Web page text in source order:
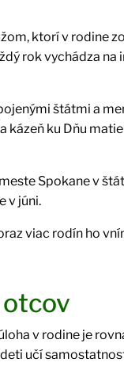
ktorí v rodine
rok vychádza na
štátmi a
ku Dňu
Spokane v
v júni.
viac rodín ho
v rodine je
učí